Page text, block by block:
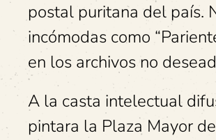
postal puritana del país.
incómodas como
en los archivos no
A la casta intelectual
pintara la Plaza Mayor